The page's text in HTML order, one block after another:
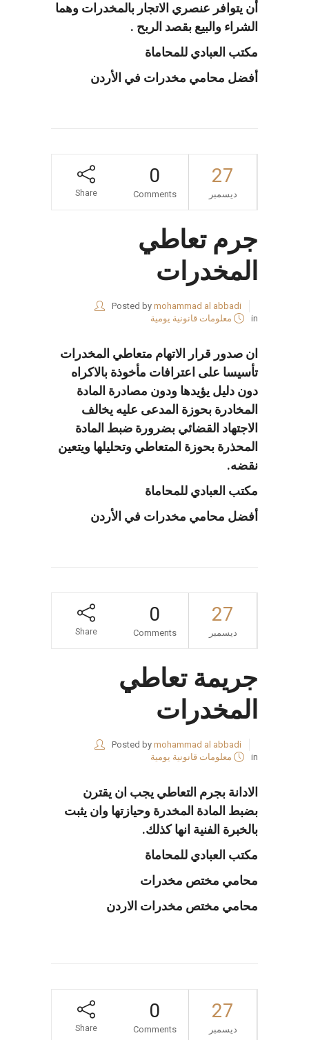
أن يتوافر عنصري الاتجار بالمخدرات وهما
الشراء والبيع بقصد الربح .
مكتب العبادي للمحاماة
أفضل محامي مخدرات في الأردن
27
ديسمبر
0
Comments
Share
جرم تعاطي
المخدرات
Posted by mohammad al abbadi
in
معلومات قانونية يومية
ان صدور قرار الاتهام متعاطي المخدرات
تأسيسا على اعترافات مأخوذة بالاكراه
دون دليل يؤيدها ودون مصادرة المادة
المخادرة بحوزة المدعى عليه يخالف
الاجتهاد القضائي بضرورة ضبط المادة
المحذرة بحوزة المتعاطي وتحليلها ويتعين
نقضه.
مكتب العبادي للمحاماة
أفضل محامي مخدرات في الأردن
27
ديسمبر
0
Comments
Share
جريمة تعاطي
المخدرات
Posted by mohammad al abbadi
in
معلومات قانونية يومية
الادانة بجرم التعاطي يجب ان يقترن
بضبط المادة المخدرة وحيازتها وان يثبت
بالخبرة الفنية انها كذلك.
مكتب العبادي للمحاماة
محامي مختص مخدرات
محامي مختص مخدرات الاردن
27
ديسمبر
0
Comments
Share